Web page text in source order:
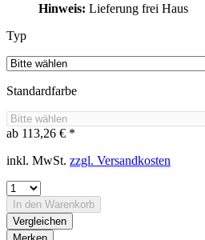
Hinweis: Lieferung frei Haus
Typ
Standardfarbe
ab 113,26 € *
inkl. MwSt. zzgl. Versandkosten
In den Warenkorb
Vergleichen